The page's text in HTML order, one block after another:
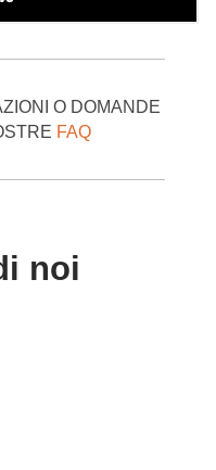
O DOMANDE
FAQ
noi